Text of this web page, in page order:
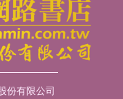
份有限公司